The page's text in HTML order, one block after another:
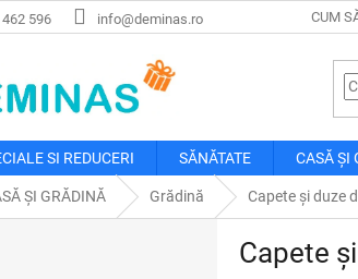
596 info@deminas.ro CUM
SI REDUCERI SĂNĂTATE CASĂ ȘI
ȘI GRĂDINĂ Grădină Capete și duze
Capete